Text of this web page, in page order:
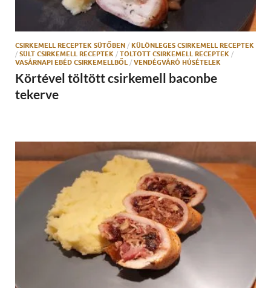
CSIRKEMELL RECEPTEK SÜTŐBEN / KÜLÖNLEGES CSIRKEMELL RECEPTEK
/ SÜLT CSIRKEMELL RECEPTEK / TÖLTÖTT CSIRKEMELL RECEPTEK /
VASÁRNAPI EBÉD CSIRKEMELLBŐL / VENDÉGVÁRÓ HÚSÉTELEK
Körtével töltött csirkemell baconbe
tekerve